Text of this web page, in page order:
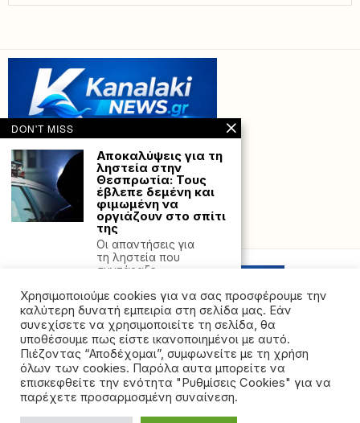
by Hostville”)
©2026 - All rights reserved. Απαγορεύεται ρητά η
αναδημοσίευση χωρίς προηγούμενη έγγραφη άδεια
Χρησιμοποιούμε cookies για να σας προσφέρουμε την
καλύτερη δυνατή εμπειρία στη σελίδα μας. Εάν
συνεχίσετε να χρησιμοποιείτε τη σελίδα, θα
υποθέσουμε πως είστε ικανοποιημένοι με αυτό.
Πιέζοντας “Αποδέχομαι”, συμφωνείτε με τη χρήση
όλων των cookies. Παρόλα αυτα μπορείτε να
επισκεφθείτε την ενότητα "Ρυθμίσεις Cookies" για να
παρέχετε προσαρμοσμένη συναίνεση.
DON'T MISS
Αποκαλύψεις για τη
ληστεία στην
Θεσπρωτία: Τους
έβλεπε δεμένη και
φιμωμένη να
οργιάζουν στο σπίτι
της
Οι απαντήσεις για
τη ληστεία που
συντάραξε
ένα χρόνο μετά
Καιρός: Στους 27
βαθμούς η
θερμοκρασία
σήμερα – Πού
αναμένονται βροχές
και καταιγίδες
Σταδιακή αλλαγή θα